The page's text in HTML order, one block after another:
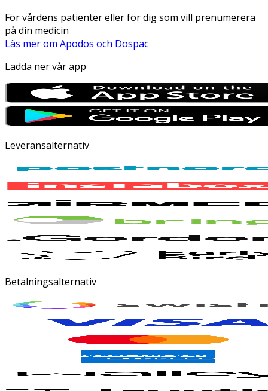
För vårdens patienter eller för dig som vill prenumerera
på din medicin
Läs mer om Apodos och Dospac
Ladda ner vår app
Leveransalternativ
Betalningsalternativ